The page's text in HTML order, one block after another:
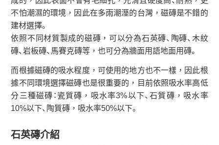
不怕潮濕的環境，因此在多雨潮溼的台灣，磁磚是不錯的
建材選擇。
依照不同材質製成的磁磚，可以分為石英磚、陶磚、木紋
磚、岩板磚、馬賽克磚等，也可分為牆面用語地面用磚。
而根據磁磚的吸水程度，可使用的地方也不一樣，因此根
據不同環境選擇磁磚也是很重要的，目前依照吸水率高低
分三種磁磚：瓷質磚，吸水率3%以下、石質磚，吸水率
10%以下、陶質磚，吸水率50%以下。
石英磚介紹